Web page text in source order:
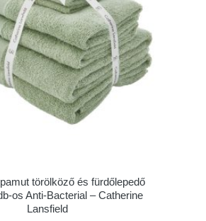
törölköző és fürdőlepedő
os Anti-Bacterial – Catherine
Lansfield